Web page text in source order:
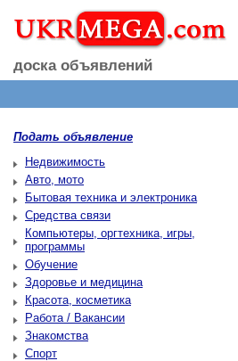
доска объявлений
Подать объявление
Недвижимость
Авто, мото
Бытовая техника и электроника
Средства связи
Компьютеры, оргтехника, игры,
программы
Обучение
Здоровье и медицина
Красота, косметика
Работа / Вакансии
Знакомства
Спорт